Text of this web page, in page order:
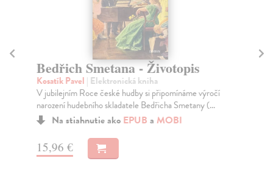
Bedřich Smetana - Životopis
Kosatík Pavel | Elektronická kniha
V jubilejním Roce české hudby si připomínáme výročí
narození hudebního skladatele Bedřicha Smetany (...
Na stiahnutie ako EPUB a MOBI
15,96 €